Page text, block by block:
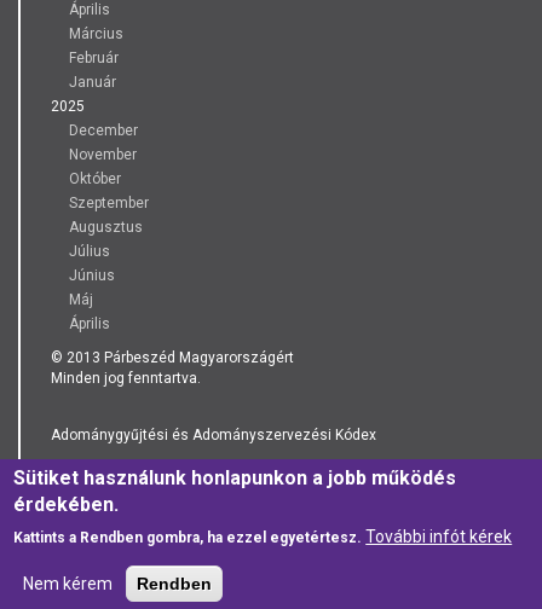
Április
Március
Február
Január
2025
December
November
Október
Szeptember
Augusztus
Július
Június
Máj
Április
© 2013 Párbeszéd Magyarországért
Minden jog fenntartva.
Adománygyűjtési és Adományszervezési Kódex
Sütiket használunk honlapunkon a jobb működés
érdekében.
Kattints a Rendben gombra, ha ezzel egyetértesz. További infót kérek
Nem kérem Rendben